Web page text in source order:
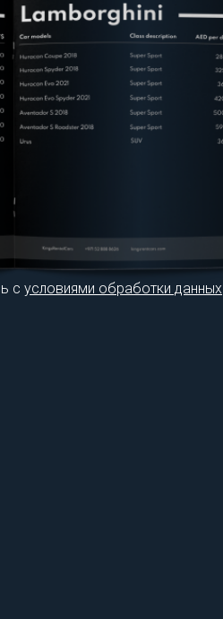
с условиями обработки данных